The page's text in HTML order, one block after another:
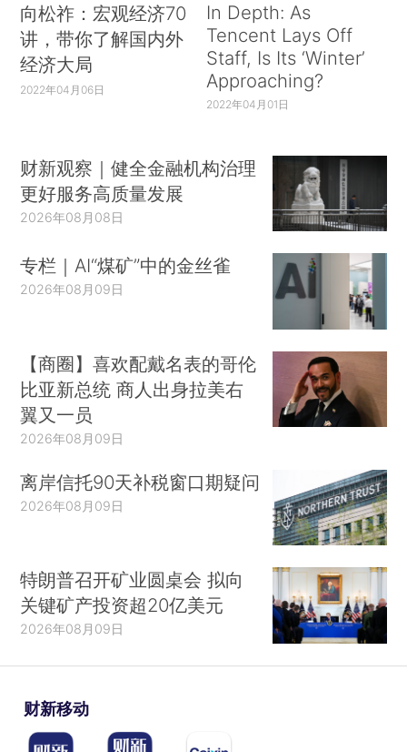
向松祚：宏观经济70
讲，带你了解国内外
经济大局
2022年04月06日
In Depth: As
Tencent Lays Off
Staff, Is Its ‘Winter’
Approaching?
2022年04月01日
财新观察｜健全金融机构治理
更好服务高质量发展
2026年08月08日
专栏｜AI“煤矿”中的金丝雀
2026年08月09日
【商圈】喜欢配戴名表的哥伦
比亚新总统 商人出身拉美右
翼又一员
2026年08月09日
离岸信托90天补税窗口期疑问
2026年08月09日
特朗普召开矿业圆桌会 拟向
关键矿产投资超20亿美元
2026年08月09日
财新移动